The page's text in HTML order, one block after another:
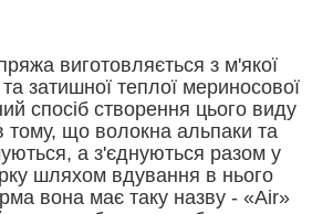
виготовляється з м'якої
затишної теплої мериносової
спосіб створення цього виду
тому, що волокна альпаки та
а з'єднуються разом у
шляхом вдування в нього
вона має таку назву - «Air»